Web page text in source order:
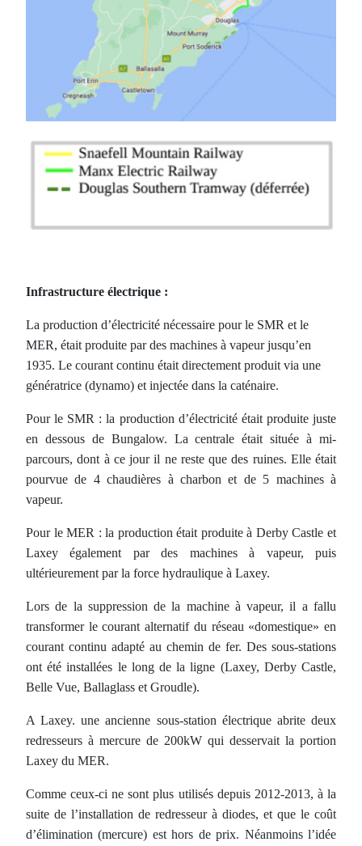
Infrastructure électrique :
La production d’électricité nécessaire pour le SMR et le
MER, était produite par des machines à vapeur jusqu’en
1935. Le courant continu était directement produit via une
génératrice (dynamo) et injectée dans la caténaire.
Pour le SMR : la production d’électricité était produite juste
en dessous de Bungalow. La centrale était située à mi-
parcours, dont à ce jour il ne reste que des ruines. Elle était
pourvue de 4 chaudières à charbon et de 5 machines à
vapeur.
Pour le MER : la production était produite à Derby Castle et
Laxey également par des machines à vapeur, puis
ultérieurement par la force hydraulique à Laxey.
Lors de la suppression de la machine à vapeur, il a fallu
transformer le courant alternatif du réseau «domestique» en
courant continu adapté au chemin de fer. Des sous-stations
ont été installées le long de la ligne (Laxey, Derby Castle,
Belle Vue, Ballaglass et Groudle).
A Laxey. une ancienne sous-station électrique abrite deux
redresseurs à mercure de 200kW qui desservait la portion
Laxey du MER.
Comme ceux-ci ne sont plus utilisés depuis 2012-2013, à la
suite de l’installation de redresseur à diodes, et que le coût
d’élimination (mercure) est hors de prix. Néanmoins l’idée